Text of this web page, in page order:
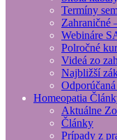
Termíny
Zahraničné
Webináre
Polročné
Videá zo
Najbližší
Homeopatia
Aktuálne
Články
Prípady z